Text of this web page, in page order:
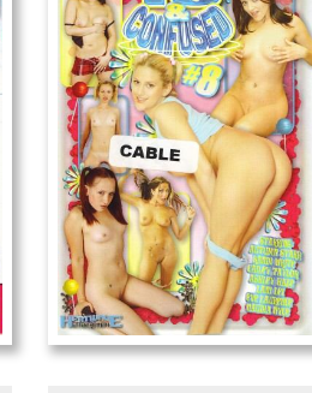
18 And Confused #8 - ...